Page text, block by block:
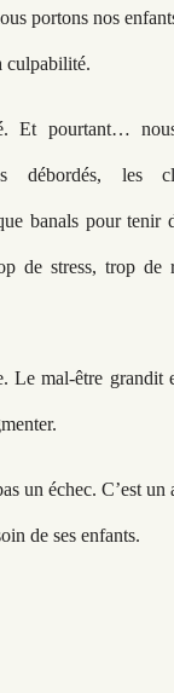
portons nos
culpabilité.
Et pourtant…
débordés, les
banals pour tenir
de stress, trop de
Le mal-être grandit
un échec. C’est
de ses enfants.